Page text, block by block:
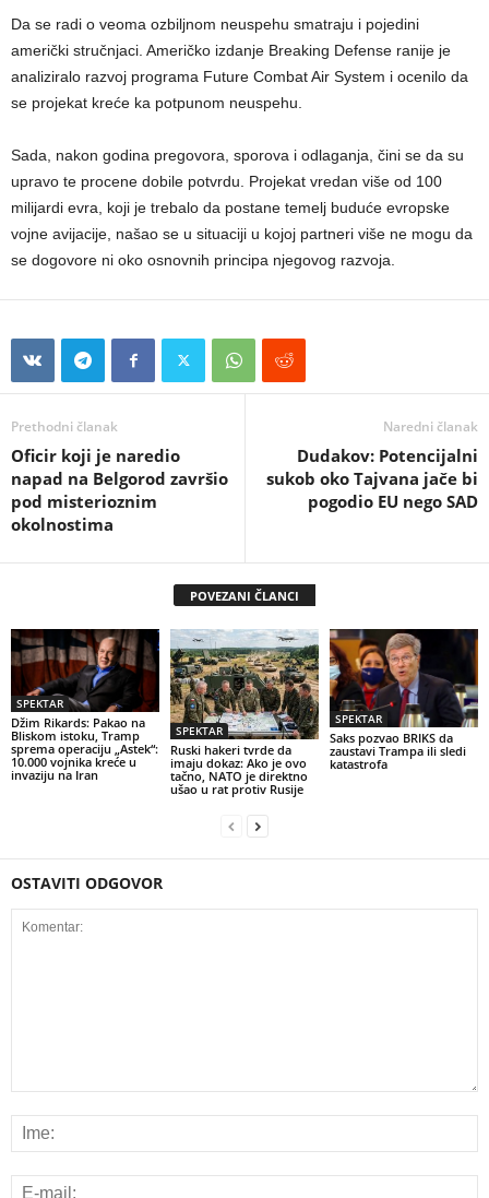
Da se radi o veoma ozbiljnom neuspehu smatraju i pojedini
američki stručnjaci. Američko izdanje Breaking Defense ranije je
analiziralo razvoj programa Future Combat Air System i ocenilo da
se projekat kreće ka potpunom neuspehu.
Sada, nakon godina pregovora, sporova i odlaganja, čini se da su
upravo te procene dobile potvrdu. Projekat vredan više od 100
milijardi evra, koji je trebalo da postane temelj buduće evropske
vojne avijacije, našao se u situaciji u kojoj partneri više ne mogu da
se dogovore ni oko osnovnih principa njegovog razvoja.
Prethodni članak
Oficir koji je naredio
napad na Belgorod završio
pod misterioznim
okolnostima
Naredni članak
Dudakov: Potencijalni
sukob oko Tajvana jače bi
pogodio EU nego SAD
POVEZANI ČLANCI
SPEKTAR
Džim Rikards: Pakao na
Bliskom istoku, Tramp
sprema operaciju „Astek“:
10.000 vojnika kreće u
invaziju na Iran
SPEKTAR
Ruski hakeri tvrde da
imaju dokaz: Ako je ovo
tačno, NATO je direktno
ušao u rat protiv Rusije
SPEKTAR
Saks pozvao BRIKS da
zaustavi Trampa ili sledi
katastrofa
OSTAVITI ODGOVOR